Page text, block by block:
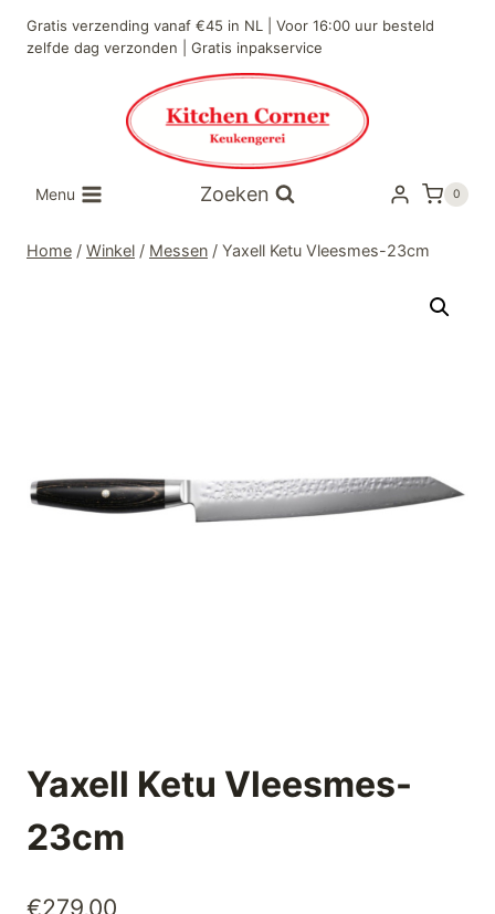
naar
Gratis verzending vanaf €45 in NL | Voor 16:00 uur besteld
zelfde dag verzonden | Gratis inpakservice
Menu Zoeken 0
Home / Winkel / Messen / Yaxell Ketu Vleesmes-23cm
Yaxell Ketu Vleesmes-
23cm
€279,00